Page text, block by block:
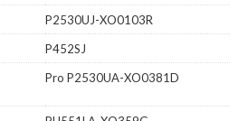
P2530UJ-XO0103R
P452SJ
Pro P2530UA-XO0381D